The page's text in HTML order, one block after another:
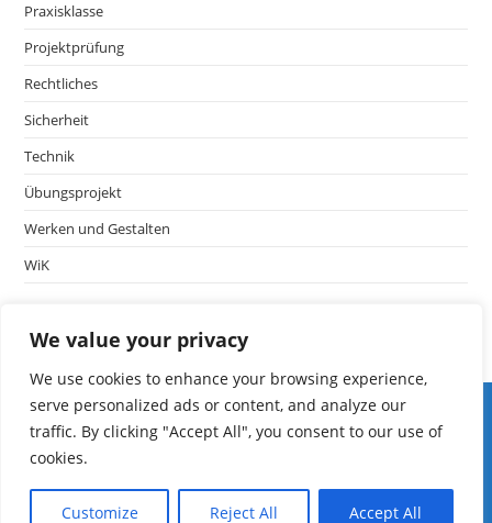
We value your privacy
We use cookies to enhance your browsing experience,
serve personalized ads or content, and analyze our
traffic. By clicking "Accept All", you consent to our use of
cookies.
Customize Reject All Accept All
Praxisklasse
Projektprüfung
Rechtliches
Sicherheit
Technik
Übungsprojekt
Werken und Gestalten
WiK
edoop
Schulmanager
Fibs
mebis